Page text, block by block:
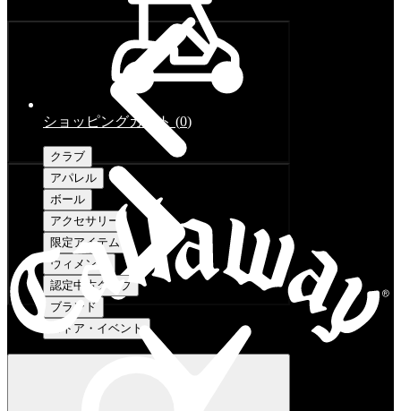
ショッピングカート (0)
クラブ
アパレル
ボール
アクセサリー
限定アイテム
ウィメンズ
認定中古クラブ
ブランド
ストア・イベント